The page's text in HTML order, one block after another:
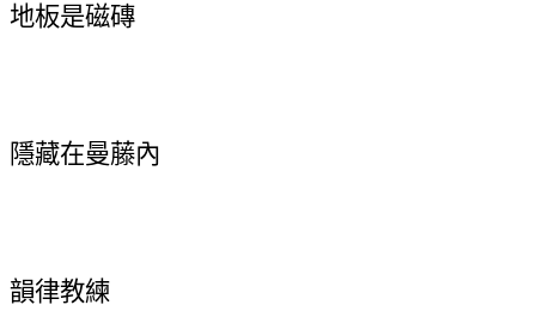
地板是磁磚
隱藏在曼藤內
韻律教練